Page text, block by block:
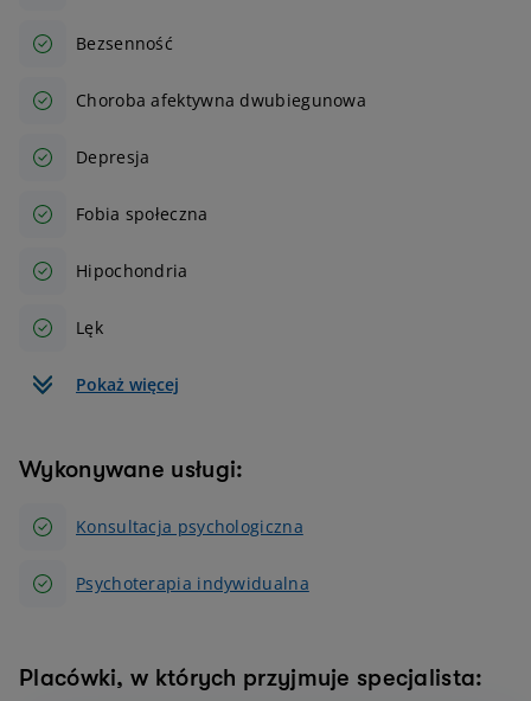
Bezsenność
Choroba afektywna dwubiegunowa
Depresja
Fobia społeczna
Hipochondria
Lęk
Pokaż więcej
Wykonywane usługi:
Konsultacja psychologiczna
Psychoterapia indywidualna
Placówki, w których przyjmuje specjalista: